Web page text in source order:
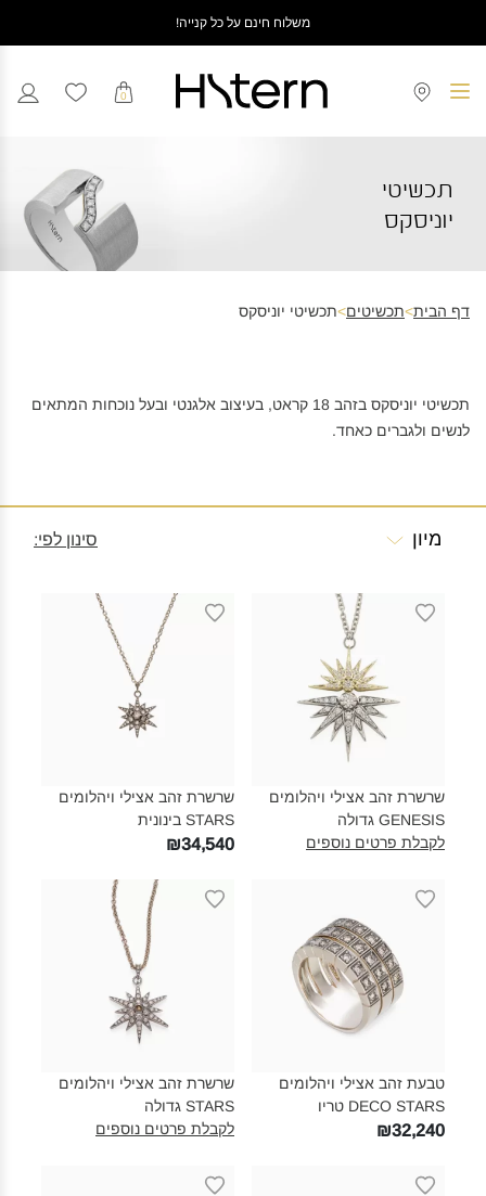
משלוח חינם על כל קנייה!
0
תכשיטי
יוניסקס
דף הבית>תכשיטים>תכשיטי יוניסקס
תכשיטי יוניסקס בזהב 18 קראט, בעיצוב אלגנטי ובעל נוכחות המתאים
לנשים ולגברים כאחד.
מיון סינון לפי:
שרשרת זהב אצילי ויהלומים
GENESIS גדולה‎
לקבלת פרטים נוספים
שרשרת זהב אצילי ויהלומים
STARS בינונית‎
₪34,540
טבעת זהב אצילי ויהלומים
DECO STARS טריו‎
₪32,240
שרשרת זהב אצילי ויהלומים
STARS גדולה‎
לקבלת פרטים נוספים